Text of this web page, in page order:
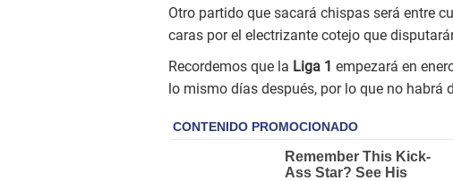
Otro partido que sacará chispas será entre
caras por el electrizante cotejo que
Recordemos que la Liga 1 empezará en
lo mismo días después, por lo que no